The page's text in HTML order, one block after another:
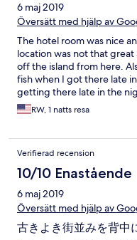
6 maj 2019
Översätt med hjälp av
The hotel room was nice
location was not that
off the island from here.
fish when I got there late
getting there late in the
very close by and maybe
RW, 1 natts resa
Verifierad recension
10/10 Enastående
6 maj 2019
Översätt med hjälp av
古きよき街並みを背中